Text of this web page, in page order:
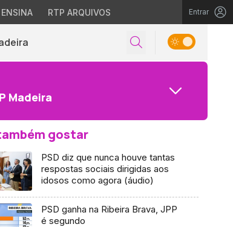
RTP ARQUIVOS Entrar
Madeira
gostar
PSD diz que nunca houve tantas
respostas sociais dirigidas aos
idosos como agora (áudio)
PSD ganha na Ribeira Brava, JPP
é segundo